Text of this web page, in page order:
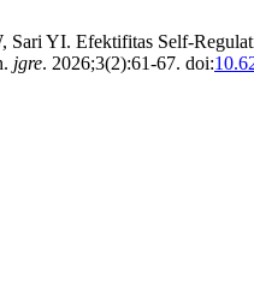
Sari YI. Efektifitas Self-
jgre. 2026;3(2):61-67. doi: